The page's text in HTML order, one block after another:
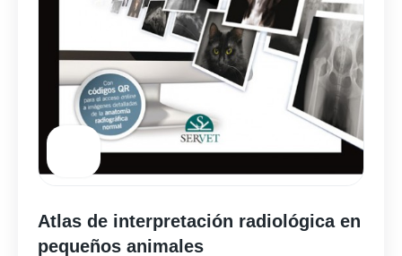
Atlas de interpretación radiológica en
pequeños animales